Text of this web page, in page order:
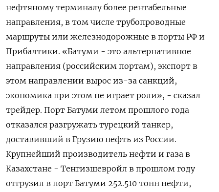
нефтяному терминалу более рентабельные
направления, в том числе трубопроводные
маршруты или железнодорожные в порты РФ и
Прибалтики. «Батуми - это альтернативное
направления (российским портам), экспорт в
этом направлении вырос из-за санкций,
экономика при этом не играет роли», - сказал
трейдер. Порт Батуми летом прошлого года
отказался разгружать турецкий танкер,
доставивший в Грузию нефть из России.
Крупнейший производитель нефти и газа в
Казахстане - Тенгизшевройл в прошлом году
отгрузил в порт Батуми 252.510 тонн нефти,